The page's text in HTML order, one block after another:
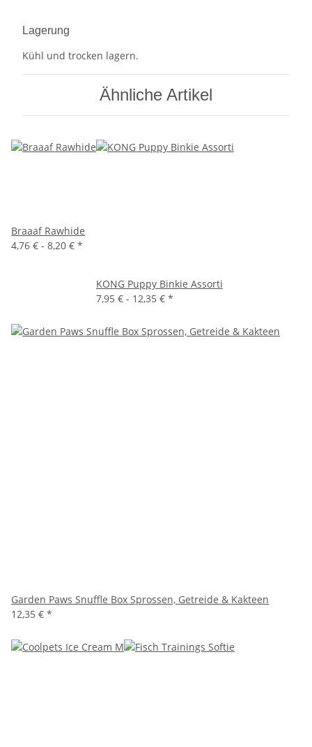
Lagerung
Kühl und trocken lagern.
Ähnliche Artikel
Braaaf Rawhide
4,76 € - 8,20 € *
KONG Puppy Binkie Assorti
7,95 € - 12,35 € *
Garden Paws Snuffle Box Sprossen, Getreide & Kakteen
12,35 € *